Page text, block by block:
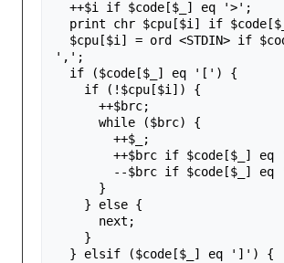
++$i if $code [$_ ] eq '>' ;
print
chr $cpu [$i ] if $code [$_
$cpu [$i ] = ord <STDIN> if
',' ;
if
($code [$_ ] eq '[' )
{
if
( ! $cpu [$i ])
{
++$brc;
while
($brc)
{
++$_
;
++$brc if $code [$_ ] eq
--$brc if $code [$_ ] eq
}
}
else {
next ;
}
}
elsif ($code [$_ ] eq ']' )
{